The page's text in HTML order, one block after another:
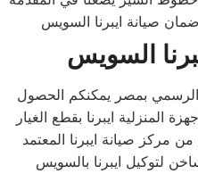
صيانة ايبرنا السويس
السويس
الرسمي بمصر يمكنكم الحصول
المنزلية ايبرنا بقطع الغيار
مركز صيانة ايبرنا المعتمد
لتوكيل ايبرنا بالسويس